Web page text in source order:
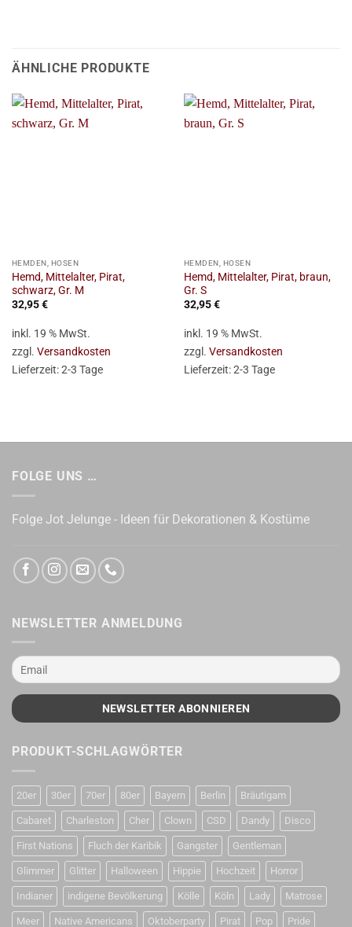
ÄHNLICHE PRODUKTE
HEMDEN, HOSEN
Hemd, Mittelalter, Pirat,
schwarz, Gr. M
32,95€
inkl. 19 % MwSt.
zzgl. Versandkosten
Lieferzeit:2-3 Tage
HEMDEN, HOSEN
Hemd, Mittelalter, Pirat, braun,
Gr. S
32,95€
inkl. 19 % MwSt.
zzgl. Versandkosten
Lieferzeit:2-3 Tage
FOLGE UNS …
Folge Jot Jelunge - Ideen für Dekorationen & Kostüme
NEWSLETTER ANMELDUNG
PRODUKT-SCHLAGWÖRTER
20er 30er 70er 80er Bayern Berlin Bräutigam
Cabaret Charleston Cher Clown CSD Dandy Disco
First Nations Fluch der Karibik Gangster Gentleman
Glimmer Glitter Halloween Hippie Hochzeit Horror
Indianer indigene Bevölkerung Kölle Köln Lady Matrose
Meer Native Americans Oktoberparty Pirat Pop Pride